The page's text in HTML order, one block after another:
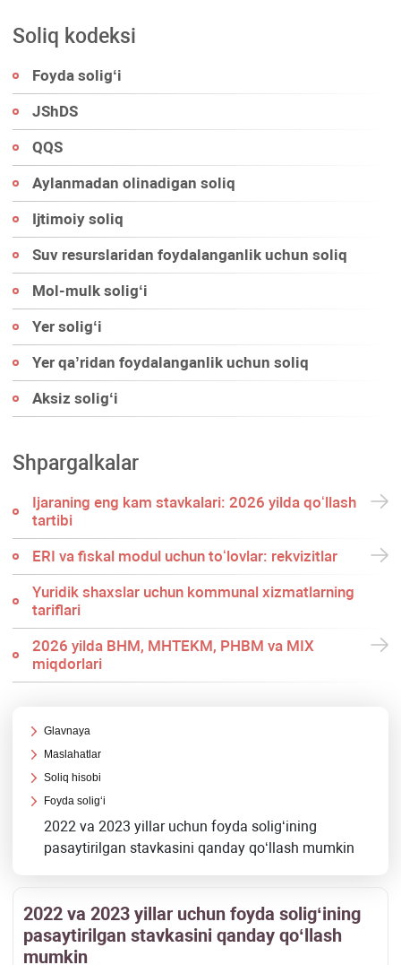
Soliq kodeksi
Foyda soligʻi
JShDS
QQS
Aylanmadan olinadigan soliq
Ijtimoiy soliq
Suv resurslaridan foydalanganlik uchun soliq
Mol-mulk soligʻi
Yer soligʻi
Yer qa’ridan foydalanganlik uchun soliq
Aksiz soligʻi
Shpargalkalar
Ijaraning eng kam stavkalari: 2026 yilda qoʻllash
tartibi
ERI va fiskal modul uchun toʻlovlar: rekvizitlar
Yuridik shaхslar uchun kommunal хizmatlarning
tariflari
2026 yilda BHM, MHTEKM, PHBM va MIX
miqdorlari
Glavnaya
Maslahatlar
Soliq hisobi
Foyda soligʻi
2022 va 2023 yillar uchun foyda soligʻining
pasaytirilgan stavkasini qanday qoʻllash mumkin
2022 va 2023 yillar uchun foyda soligʻining
pasaytirilgan stavkasini qanday qoʻllash
mumkin